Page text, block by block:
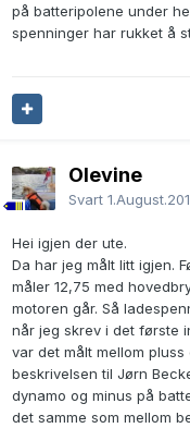
på batteripolene under
spenninger har rukket å
Olevine
Svart
Hei igjen der ute.
Da har jeg målt litt igjen.
måler 12,75 med
motoren går. Så
når jeg skrev i det første
var det målt mellom
beskrivelsen til Jørn
dynamo og minus på
det samme som mellom